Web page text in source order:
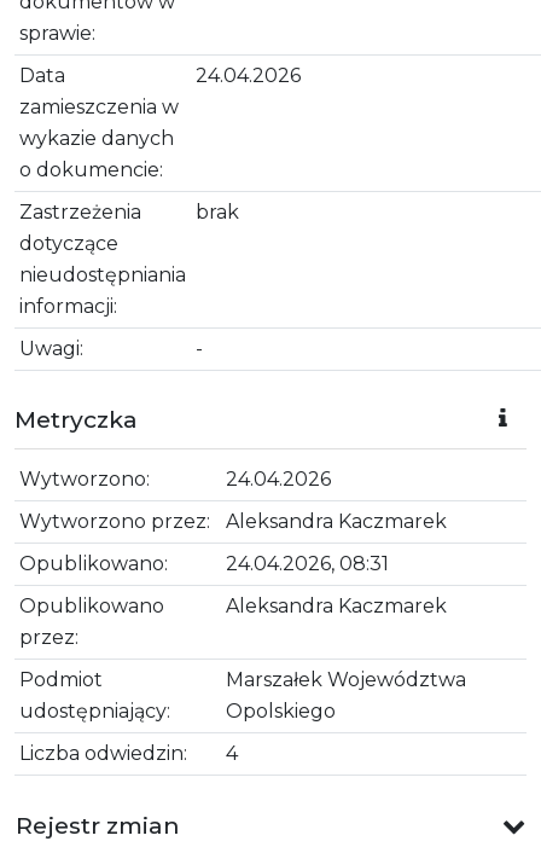
sprawie:
Data
zamieszczenia w
wykazie danych
o dokumencie:
24.04.2026
Zastrzeżenia
dotyczące
nieudostępniania
informacji:
brak
Uwagi: -
Metryczka
Wytworzono:
24.04.2026
Wytworzono przez:
Aleksandra Kaczmarek
Opublikowano:
24.04.2026, 08:31
Opublikowano
przez:
Aleksandra Kaczmarek
Podmiot
udostępniający:
Marszałek Województwa
Opolskiego
Liczba odwiedzin:
4
Rejestr zmian